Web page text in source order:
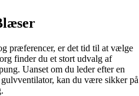
præferencer, er det tid til at vælge
finder du et stort udvalg af
Uanset om du leder efter en
kan du være sikker på